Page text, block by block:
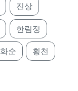
진상
한림정
화순 횡천